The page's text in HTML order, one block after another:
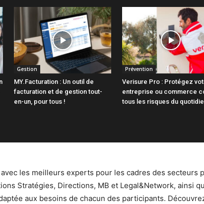
Gestion
MY.Facturation : Un outil de
facturation et de gestion tout-
en-un, pour tous !
Prévention
Verisure Pro : Protégez
entreprise ou commerce
tous les risques du
les meilleurs experts pour les cadres des secteurs
Stratégies, Directions, MB et Legal&Network, ainsi
aux besoins de chacun des participants.